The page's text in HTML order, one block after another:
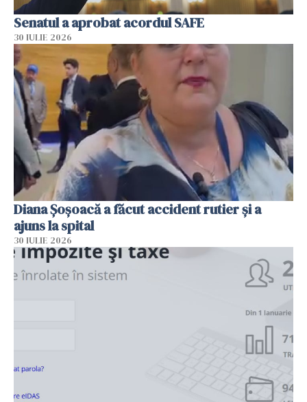
Senatul a aprobat acordul SAFE
30 IULIE 2026
Diana Șoșoacă a făcut accident rutier și a
ajuns la spital
30 IULIE 2026